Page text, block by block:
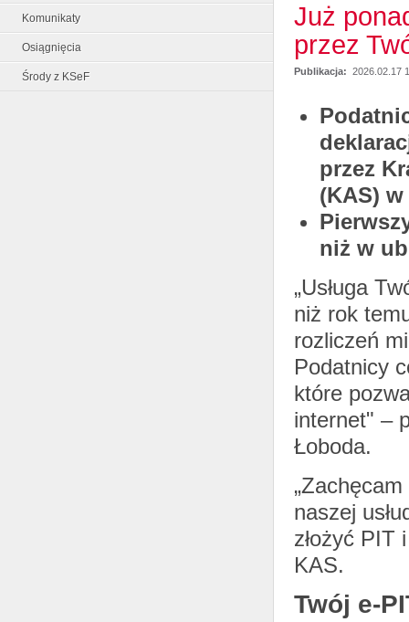
Komunikaty
Osiągnięcia
Środy z KSeF
Już
przez
Publikacja: 2026.02.17
przez
(KAS) w
niż w
„Usługa
niż rok
rozliczeń
Podatnicy
które
internet" –
Łoboda.
naszej
złożyć PIT
KAS.
Twój e-